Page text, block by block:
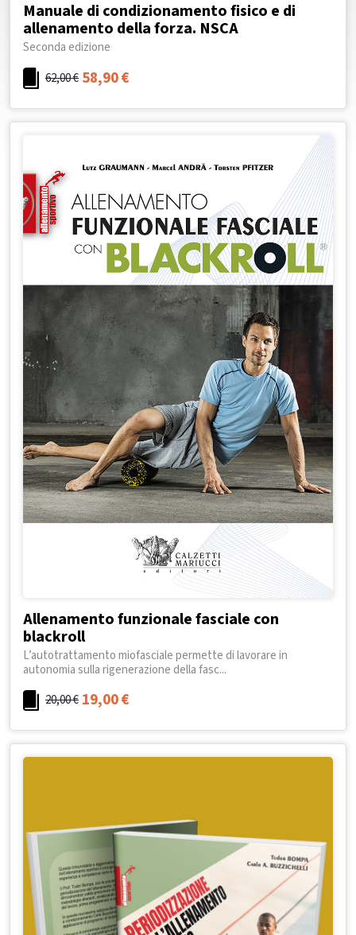
Manuale di condizionamento fisico e di
allenamento della forza. NSCA
Seconda edizione
62,00€ 58,90€
Allenamento funzionale fasciale con
blackroll
L’autotrattamento miofasciale permette di lavorare in
autonomia sulla rigenerazione della fasc...
20,00€ 19,00€